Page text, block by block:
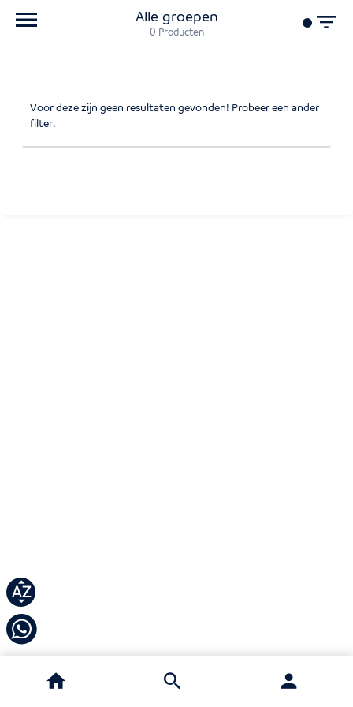
Alle groepen
0 Producten
Voor deze zijn geen resultaten gevonden! Probeer een ander
filter.